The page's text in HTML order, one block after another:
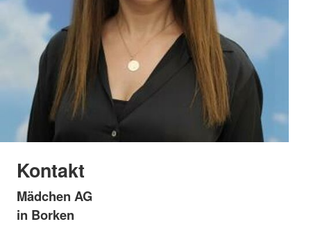
Kontakt
Mädchen AG
in Borken